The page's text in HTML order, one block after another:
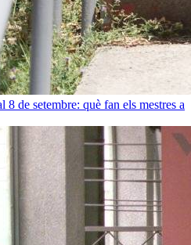
8 de setembre: què fan els mestres a